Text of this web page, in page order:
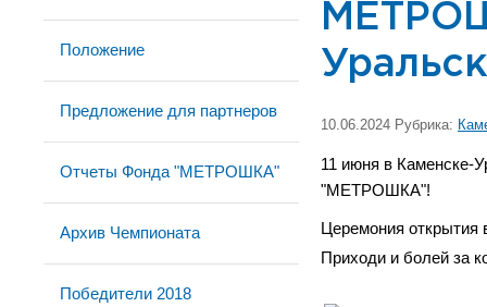
Положение
Предложение для партнеров
Отчеты Фонда "МЕТРОШКА"
Архив Чемпионата
Победители 2018
10.06.2024 Рубрика:
11 июня в Каменске-
"МЕТРОШКА"!
Церемония открытия
Приходи и болей за